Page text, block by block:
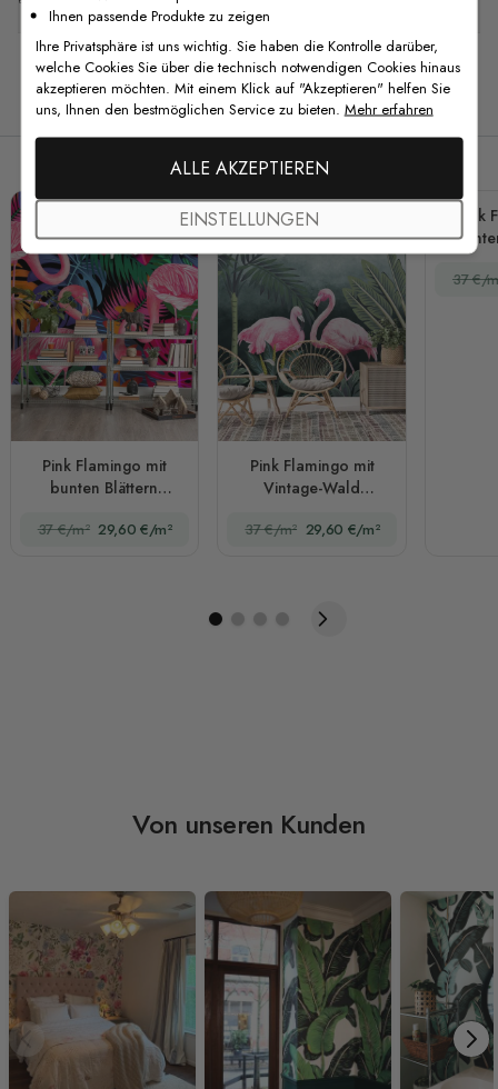
Verwandte Produkte
Pink Flamingo mit
bunten Blättern
37 €/m² 29,60 €/m²
Pink Flamingo mit
Vintage-Wald
37 €/m² 29,60 €/m²
37 €/
Von unseren Kunden
Ihnen passende Produkte zu zeigen
Ihre Privatsphäre ist uns wichtig. Sie haben die Kontrolle darüber,
welche Cookies Sie über die technisch notwendigen Cookies hinaus
akzeptieren möchten. Mit einem Klick auf "Akzeptieren" helfen Sie
uns, Ihnen den bestmöglichen Service zu bieten. Mehr erfahren
ALLE AKZEPTIEREN
EINSTELLUNGEN